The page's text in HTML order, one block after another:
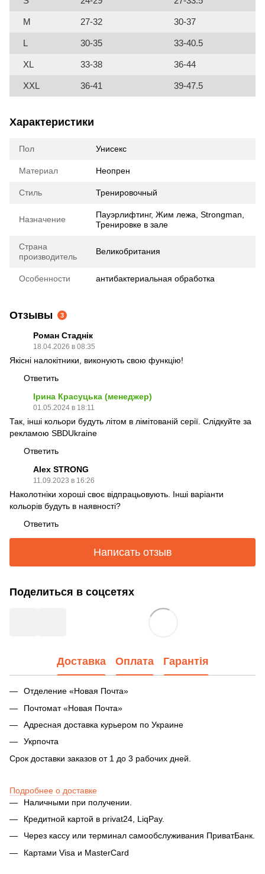
M 27-32 30-37
L 30-35 33-40.5
XL 33-38 36-44
XXL 36-41 39-47.5
Характеристики
Пол Унисекс
Материал Неопрен
Стиль Тренировочный
Назначение
Пауэрлифтинг, Жим лежа, Strongman,
Тренировке в зале
Страна
производитель
Великобритания
Особенности антибактериальная обработка
Отзывы 3
Роман Стаднік
18.04.2026 в 08:35
Якісні налокітники, виконують свою функцію!
Ответить
Ірина Красуцька (менеджер)
01.05.2024 в 18:11
Так, інші кольори будуть літом в лімітованій серії. Слідкуйте за
рекламою SBDUkraine
Ответить
Alex STRONG
11.09.2023 в 16:26
Наколотніки хороші своє відпрацьовують. Інші варіанти
кольорів будуть в наявності?
Ответить
Написать отзыв
Поделиться в соцсетях
Доставка Оплата Гарантія
Отделение «Новая Почта»
Почтомат «Новая Почта»
Адресная доставка курьером по Украине
Укрпочта
Срок доставки заказов от 1 до 3 рабочих дней.
Подробнее о доставке
Наличными при получении.
Кредитной картой в privat24, LiqPay.
Через кассу или терминал самообслуживания ПриватБанк.
Картами Visa и MasterCard